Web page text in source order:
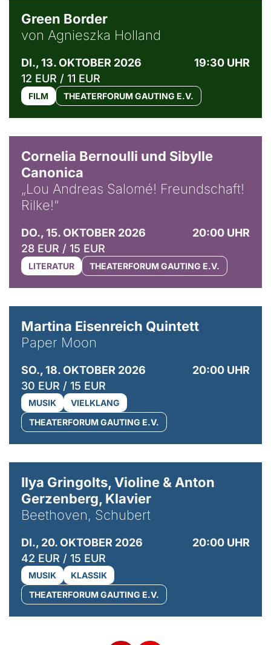
Green Border
von Agnieszka Holland
DI., 13. OKTOBER 2026
19:30 UHR
12 EUR / 11 EUR
FILM THEATERFORUM GAUTING E.V.
Cornelia Bernoulli und Sibylle
Canonica
„Lou Andreas Salomé! Freundschaft!
Rilke!“
DO., 15. OKTOBER 2026
20:00 UHR
28 EUR / 15 EUR
LITERATUR THEATERFORUM GAUTING E.V.
Martina Eisenreich Quintett
Paper Moon
SO., 18. OKTOBER 2026
20:00 UHR
30 EUR / 15 EUR
MUSIK
VIELKLANG
THEATERFORUM GAUTING E.V.
Ilya Gringolts, Violine & Anton
Gerzenberg, Klavier
Beethoven, Schubert
DI., 20. OKTOBER 2026
20:00 UHR
42 EUR / 15 EUR
MUSIK
KLASSIK
THEATERFORUM GAUTING E.V.